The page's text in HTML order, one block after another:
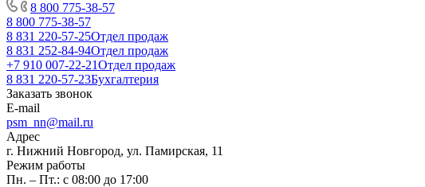
8 800 775-38-57
8 800 775-38-57
8 831 220-57-25Отдел продаж
8 831 252-84-94Отдел продаж
+7 910 007-22-21Отдел продаж
8 831 220-57-23Бухгалтерия
Заказать звонок
E-mail
psm_nn@mail.ru
Адрес
г. Нижний Новгород, ул. Памирская, 11
Режим работы
Пн. – Пт.: с 08:00 до 17:00